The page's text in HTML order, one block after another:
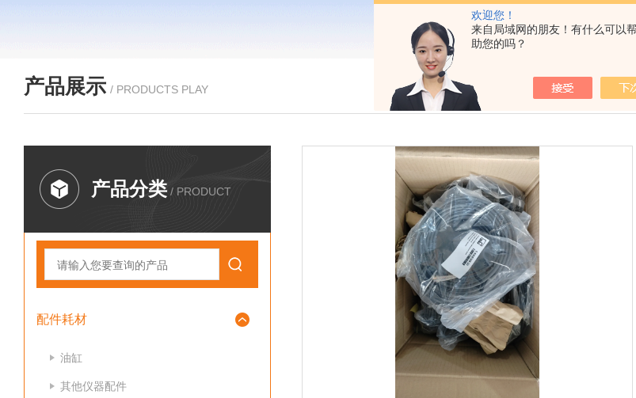
欢迎您！
来自局域网的朋友！有什么可以
助您的吗？
产品展示 / PRODUCTS PLAY 我的位置： 首页> 产品展示
产品分类 / PRODUCT
配件耗材
油缸
其他仪器配件